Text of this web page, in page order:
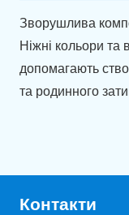
Зворушлива
Ніжні кольори
допомагають
та родинного
Контакти